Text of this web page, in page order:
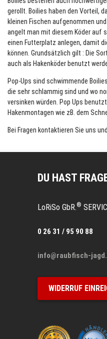
gerollt. Boilies haben den Vorteil,
kleinen Fischen aufgenommen
angelt man mit diesem Köder auf
einen Futterplatz anlegen, damit
können. Grundsätzlich gilt : Die
auch als Hakenköder benutzt
Pop-Ups sind schwimmende
die sehr schlammig sind und wo
versinken würden. Pop Ups
Hakenmontagen wie zB. dem
Bei Fragen kontaktieren Sie uns
DU HAST
LoRiSo GbR.®
0 26 31 / 95 90 88
info@raubfisch-
WIDERRUF